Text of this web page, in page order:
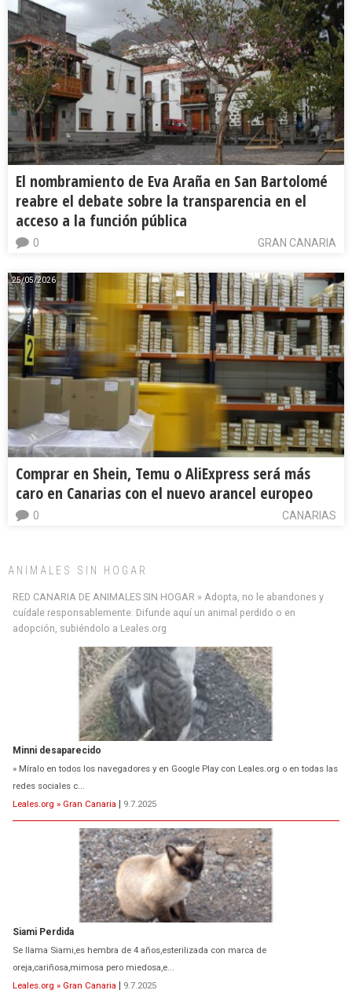
El nombramiento de Eva Araña en San Bartolomé
reabre el debate sobre la transparencia en el
acceso a la función pública
GRAN CANARIA
0
25/05/2026
Comprar en Shein, Temu o AliExpress será más
caro en Canarias con el nuevo arancel europeo
CANARIAS
0
ANIMALES SIN HOGAR
RED CANARIA DE ANIMALES SIN HOGAR » Adopta, no le abandones y
cuídale responsablemente. Difunde aquí un animal perdido o en
adopción, subiéndolo a Leales.org
Minni desaparecido
» Míralo en todos los navegadores y en Google Play con Leales.org o en todas las
redes sociales c...
Leales.org » Gran Canaria | 9.7.2025
Siami Perdida
Se llama Siami,es hembra de 4 años,esterilizada con marca de
oreja,cariñosa,mimosa pero miedosa,e...
Leales.org » Gran Canaria | 9.7.2025